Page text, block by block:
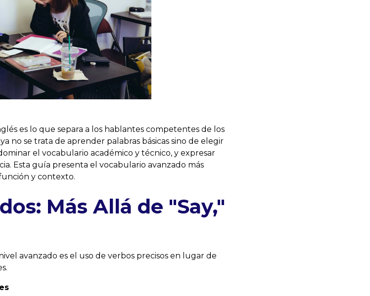
es lo que separa a los hablantes competentes de los
no se trata de aprender palabras básicas sino de elegir
el vocabulario académico y técnico, y expresar
Esta guía presenta el vocabulario avanzado más
y contexto.
Más Allá de "Say,"
avanzado es el uso de verbos precisos en lugar de